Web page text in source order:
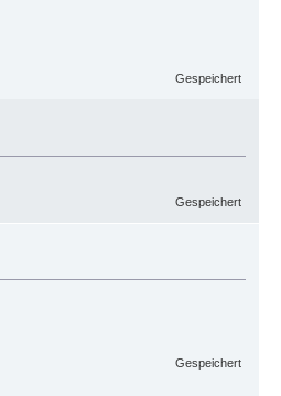
Gespeichert
Gespeichert
Gespeichert